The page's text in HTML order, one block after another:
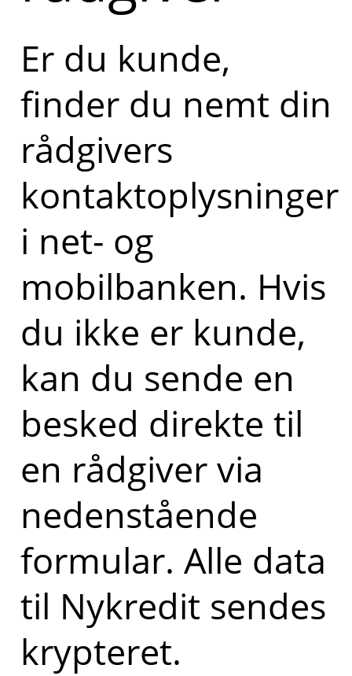
Er du kunde,
finder du nemt din
rådgivers
kontaktoplysninger
i net- og
mobilbanken. Hvis
du ikke er kunde,
kan du sende en
besked direkte til
en rådgiver via
nedenstående
formular. Alle data
til Nykredit sendes
krypteret.